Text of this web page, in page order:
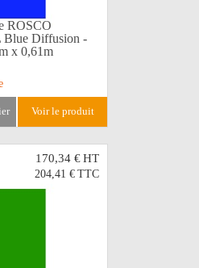
ROSCO
Blue Diffusion -
x 0,61m
voir le produit
170,34 €HT
204,41 € TTC